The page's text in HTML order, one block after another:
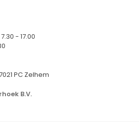
- 17.00
PC Zelhem
B.V.